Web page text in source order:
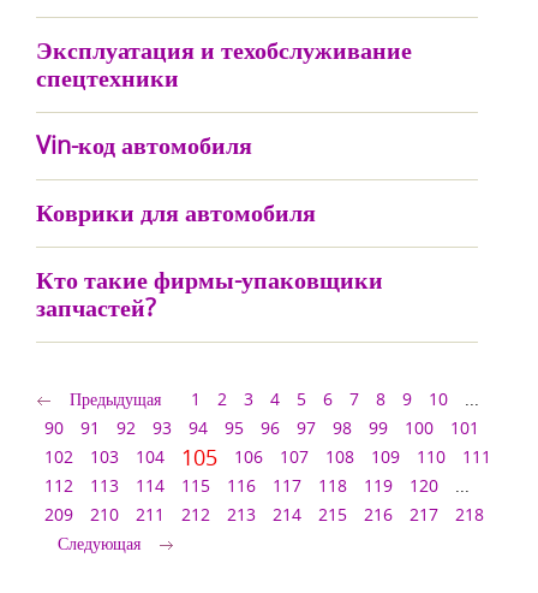
Эксплуатация и техобслуживание
спецтехники
Vin-код автомобиля
Коврики для автомобиля
Кто такие фирмы-упаковщики
запчастей?
Предыдущая 1 2 3 4 5 6 7 8 9 10
...
90
91 92 93 94 95 96 97 98 99 100
101
102
103 104 105 106 107 108 109 110
111
112
113 114 115 116 117 118 119 120
...
209
210 211 212 213 214 215 216 217
218
Следующая